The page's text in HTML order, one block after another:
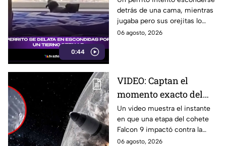
0:44
las redes
detrás de una cama, mientras
jugaba pero sus orejitas lo
delataron. El tierno video
06 agosto, 2026
VIDEO: Captan el
momento exacto del
impacto de cohete
contra la Luna; así
reaccionó
Un video muestra el instante
en que una etapa del cohete
Falcon 9 impactó contra la
luna, levantando una enorme
06 agosto, 2026